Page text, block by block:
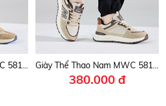
Giày Thể Thao Nam MWC 5812 - Giày Sneaker Nam Da Cao Cấp, Leo Núi, Chạy Bộ, Đi Học Đi Chơi Cool Ngầu. Giày Thể Thao Nam MWC 5818 - Giày Sneaker Nam Đi Học, Đi Chơi, Leo Núi, Chạy Bộ Siêu Bền Đẹp Trẻ Trung, Năng Động.
380.000 đ